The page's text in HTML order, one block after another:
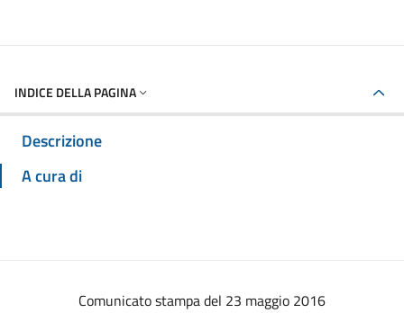
INDICE DELLA PAGINA
Descrizione
A cura di
Comunicato stampa del 23 maggio 2016